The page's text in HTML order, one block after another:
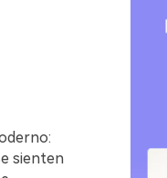
sienten